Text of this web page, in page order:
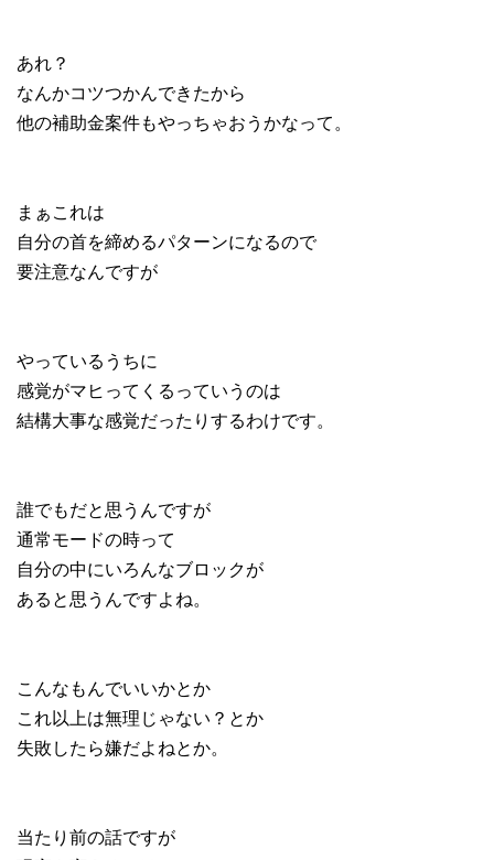
あれ？
なんかコツつかんできたから
他の補助金案件もやっちゃおうかなって。
まぁこれは
自分の首を締めるパターンになるので
要注意なんですが
やっているうちに
感覚がマヒってくるっていうのは
結構大事な感覚だったりするわけです。
誰でもだと思うんですが
通常モードの時って
自分の中にいろんなブロックが
あると思うんですよね。
こんなもんでいいかとか
これ以上は無理じゃない？とか
失敗したら嫌だよねとか。
当たり前の話ですが